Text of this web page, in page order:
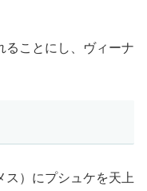
ることにし、ヴィーナ
ス）にプシュケを天上